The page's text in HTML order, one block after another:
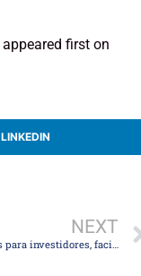
appeared first on
LINKEDIN
NEXT
Novo marco cambial promete reduzir entraves para investidores, facilitar remessas e ampliar a concorrência